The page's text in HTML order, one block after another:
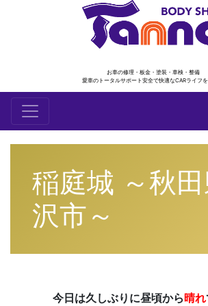
お車の修理・板金・塗装・車検・整備
愛車のトータルサポート安全で快適なCARライフ
稲庭城 ～秋
沢市～
今日は久しぶりに昼頃から晴れ